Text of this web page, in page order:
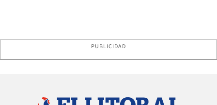
PUBLICIDAD